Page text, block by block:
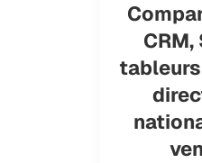
CRM,